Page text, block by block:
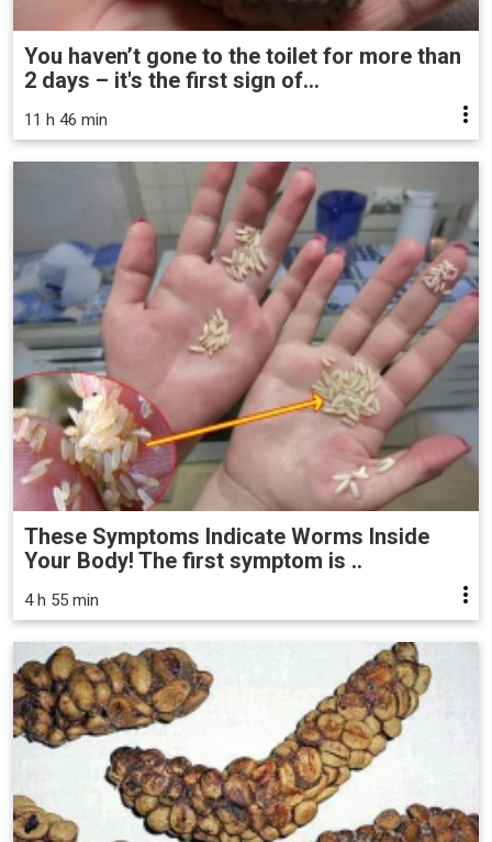
You haven’t gone to the toilet for more than
2 days – it's the first sign of...
11 h 46 min
These Symptoms Indicate Worms Inside
Your Body! The first symptom is ..
4 h 55 min